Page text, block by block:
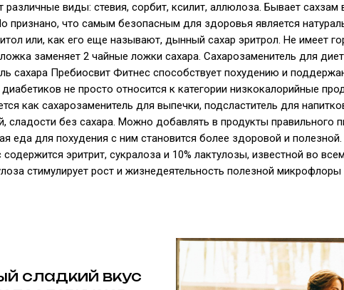
виды: стевия, сорбит, ксилит, аллюлоза. Бывает сахзам
признано, что самым безопасным для здоровья является
или, как его еще называют, дынный сахар эритрол. Не имеет
заменяет 2 чайные ложки сахара. Сахарозаменитель для
сахара Пребиосвит Фитнес способствует похудению и
не просто относится к категории низкокалорийные
как сахарозаменитель для выпечки, подсластитель для
сладости без сахара. Можно добавлять в продукты правильного
еда для похудения с ним становится более здоровой и полезной.
эритрит, сукралоза и 10% лактулозы, известной во
стимулирует рост и жизнедеятельность полезной микрофлоры
сладкий вкус